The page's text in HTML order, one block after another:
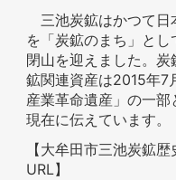
三池炭鉱はかつて日
を「炭鉱のまち」と
閉山を迎えました。
鉱関連資産は2015年7
産業革命遺産」の一
現在に伝えています。
【大牟田市三池炭鉱
URL】